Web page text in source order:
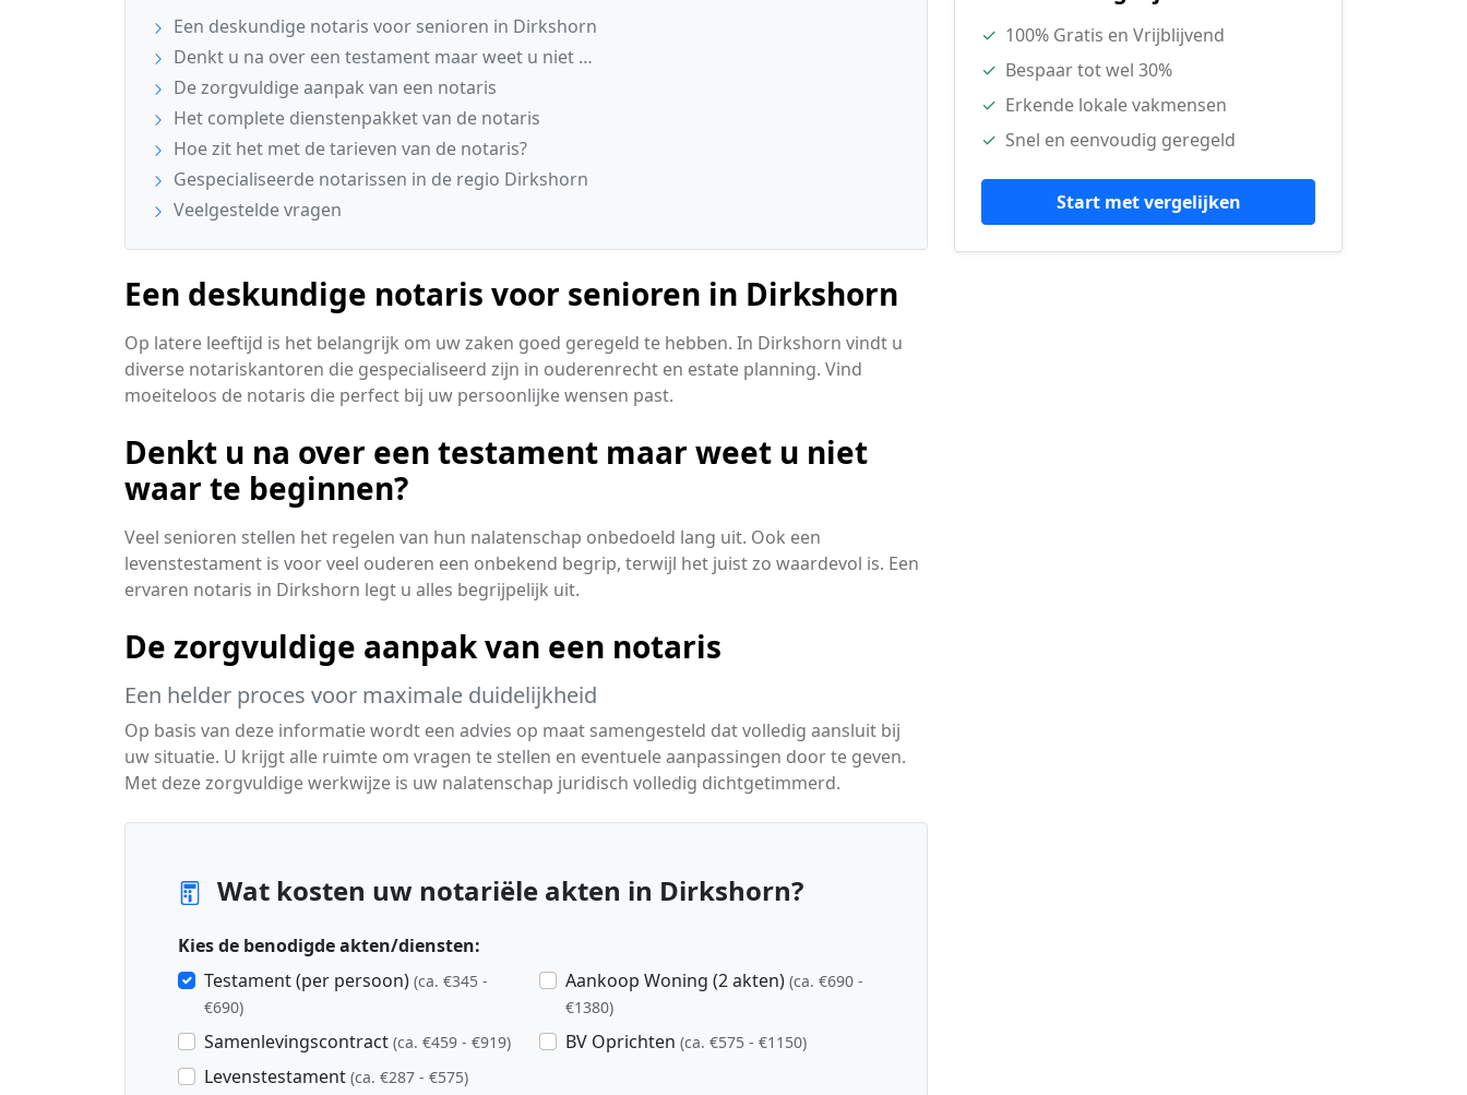
Een deskundige notaris voor senioren in Dirkshorn
Denkt u na over een testament maar weet u niet …
De zorgvuldige aanpak van een notaris
Het complete dienstenpakket van de notaris
Hoe zit het met de tarieven van de notaris?
Gespecialiseerde notarissen in de regio Dirkshorn
Veelgestelde vragen
Een deskundige notaris voor senioren in Dirkshorn
Op latere leeftijd is het belangrijk om uw zaken goed geregeld te hebben. In Dirkshorn vindt u
diverse notariskantoren die gespecialiseerd zijn in ouderenrecht en estate planning. Vind
moeiteloos de notaris die perfect bij uw persoonlijke wensen past.
Denkt u na over een testament maar weet u niet
waar te beginnen?
Veel senioren stellen het regelen van hun nalatenschap onbedoeld lang uit. Ook een
levenstestament is voor veel ouderen een onbekend begrip, terwijl het juist zo waardevol is. Een
ervaren notaris in Dirkshorn legt u alles begrijpelijk uit.
De zorgvuldige aanpak van een notaris
Een helder proces voor maximale duidelijkheid
Op basis van deze informatie wordt een advies op maat samengesteld dat volledig aansluit bij
uw situatie. U krijgt alle ruimte om vragen te stellen en eventuele aanpassingen door te geven.
Met deze zorgvuldige werkwijze is uw nalatenschap juridisch volledig dichtgetimmerd.
Wat kosten uw notariële akten in Dirkshorn?
Kies de benodigde akten/diensten:
Testament (per persoon) (ca. €345 -
€690)
Samenlevingscontract (ca. €459 - €919)
Levenstestament (ca. €287 - €575)
Aankoop Woning (2 akten) (ca. €690 -
€1380)
BV Oprichten (ca. €575 - €1150)
✓ 100% Gratis en Vrijblijvend
✓ Bespaar tot wel 30%
✓ Erkende lokale vakmensen
✓ Snel en eenvoudig geregeld
Start met vergelijken